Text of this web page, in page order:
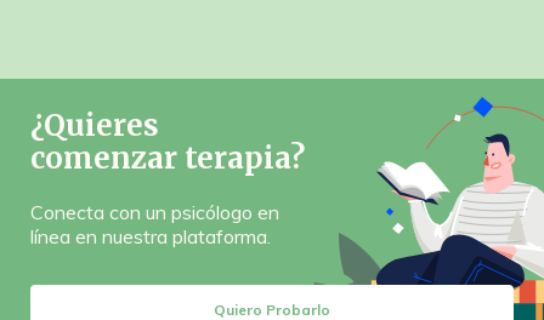
¿Quieres
comenzar terapia?
Conecta con un psicólogo en
línea en nuestra plataforma.
Quiero Probarlo